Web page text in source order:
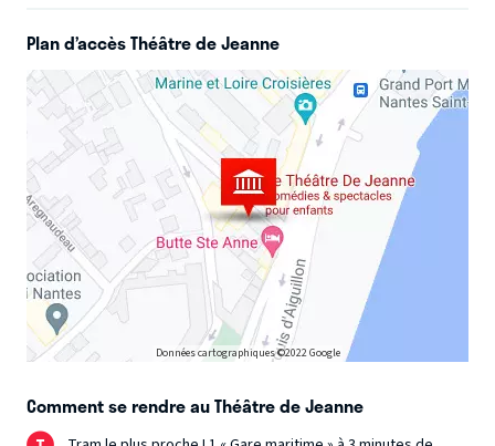
Plan d’accès Théâtre de Jeanne
Données cartographiques ©2022 Google
Comment se rendre au Théâtre de Jeanne